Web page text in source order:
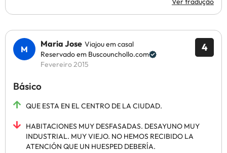
4
Maria Jose Viajou em casal
Reservado em Buscounchollo.com
Fevereiro 2015
Básico
QUE ESTA EN EL CENTRO DE LA CIUDAD.
HABITACIONES MUY DESFASADAS. DESAYUNO MUY
INDUSTRIAL. MUY VIEJO. NO HEMOS RECIBIDO LA
ATENCIÓN QUE UN HUESPED DEBERÍA.